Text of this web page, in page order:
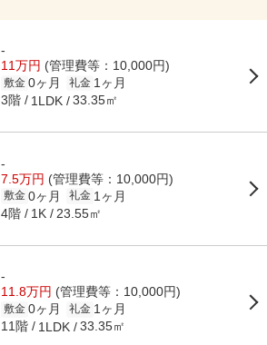
-
11万円 (管理費等：10,000円)
敷金 0ヶ月 礼金 1ヶ月
3階 1LDK 33.35㎡
-
7.5万円 (管理費等：10,000円)
敷金 0ヶ月 礼金 1ヶ月
4階 1K 23.55㎡
-
11.8万円 (管理費等：10,000円)
敷金 0ヶ月 礼金 1ヶ月
11階 1LDK 33.35㎡